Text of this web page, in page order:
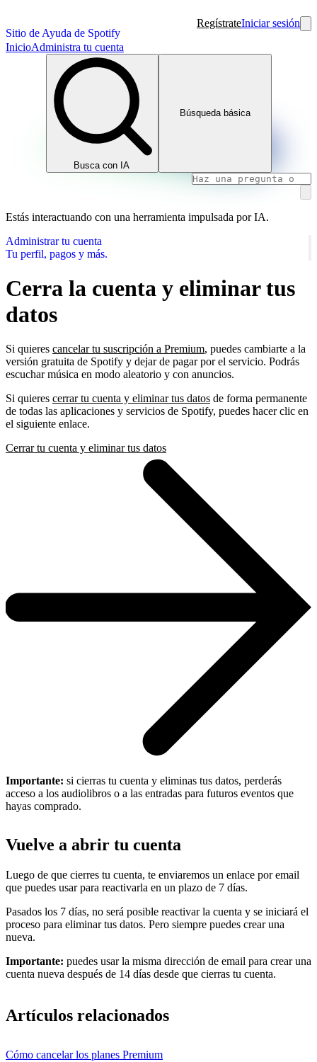
Sitio de Ayuda de Spotify
RegístrateIniciar sesión
InicioAdministra tu cuenta
Busca con IA
Búsqueda básica
Estás interactuando con una herramienta impulsada por IA.
Administrar tu cuenta
Tu perfil, pagos y más.
Cerra la cuenta y eliminar tus
datos
Si quieres cancelar tu suscripción a Premium, puedes cambiarte a la
versión gratuita de Spotify y dejar de pagar por el servicio. Podrás
escuchar música en modo aleatorio y con anuncios.
Si quieres cerrar tu cuenta y eliminar tus datos de forma permanente
de todas las aplicaciones y servicios de Spotify, puedes hacer clic en
el siguiente enlace.
Cerrar tu cuenta y eliminar tus datos
Importante: si cierras tu cuenta y eliminas tus datos, perderás
acceso a los audiolibros o a las entradas para futuros eventos que
hayas comprado.
Vuelve a abrir tu cuenta
Luego de que cierres tu cuenta, te enviaremos un enlace por email
que puedes usar para reactivarla en un plazo de 7 días.
Pasados los 7 días, no será posible reactivar la cuenta y se iniciará el
proceso para eliminar tus datos. Pero siempre puedes crear una
nueva.
Importante: puedes usar la misma dirección de email para crear una
cuenta nueva después de 14 días desde que cierras tu cuenta.
Artículos relacionados
Cómo cancelar los planes Premium